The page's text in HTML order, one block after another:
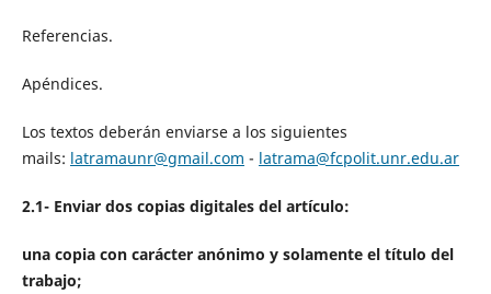
Referencias.
Apéndices.
Los textos deberán enviarse a los siguientes
mails: latramaunr@gmail.com - latrama@fcpolit.unr.edu.ar
2.1- Enviar dos copias digitales del artículo:
una copia con carácter anónimo y solamente el título del
trabajo;